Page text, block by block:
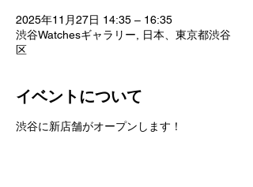
2025年11月27日 14:35 – 16:35
渋谷Watchesギャラリー, 日本、東京都渋谷
区
イベントについて
渋谷に新店舗がオープンします！